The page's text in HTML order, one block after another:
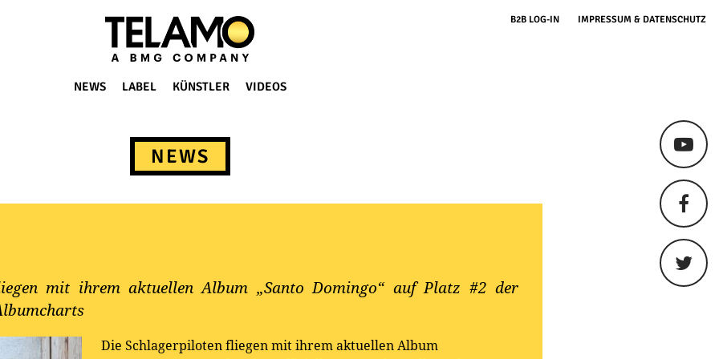
NEWS LABEL KÜNSTLER VIDEOS
B2B LOG-IN IMPRESSUM & DATENSCHUTZ
NEWS
mit ihrem aktuellen Album „Santo Domingo“ auf Platz #2 der
Die Schlagerpiloten fliegen mit ihrem aktuellen Album